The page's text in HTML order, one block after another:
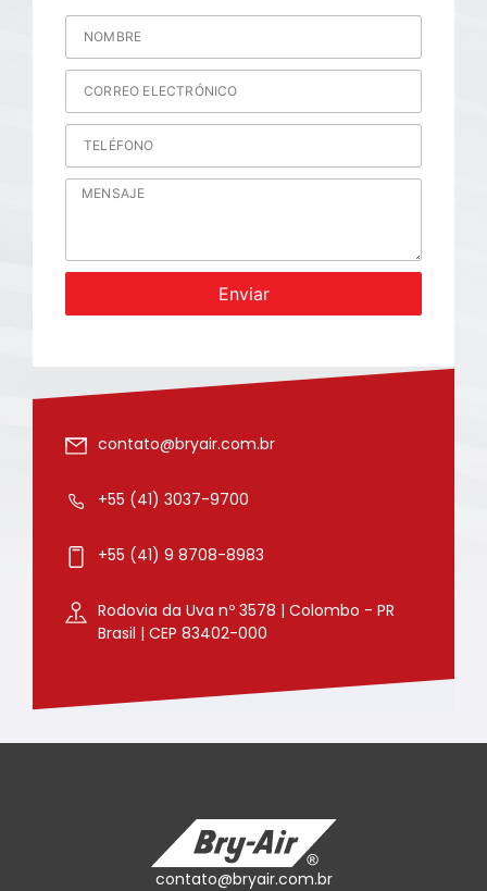
Enviar
contato@bryair.com.br
+55 (41) 3037-9700
+55 (41) 9 8708-8983
Rodovia da Uva nº 3578 | Colombo - PR
Brasil | CEP 83402-000
contato@bryair.com.br